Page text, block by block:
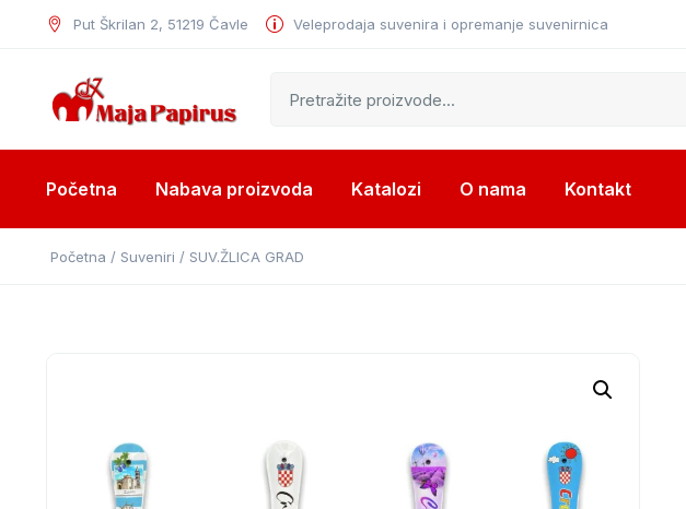
Put Škrilan 2, 51219 Čavle Veleprodaja suvenira i opremanje suvenirnica
Početna Nabava proizvoda Katalozi O nama Kontakt
Početna / Suveniri / SUV.ŽLICA GRAD